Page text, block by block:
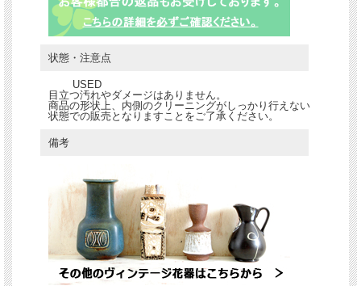
状態・注意点
USED
目立つ汚れやダメージはありません。
商品の形状上、内側のクリーニングがしっかり行えない
状態での販売となりますことをご了承ください。
備考